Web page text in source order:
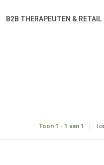
B2B THERAPEUTEN & RETAIL
Toon 1 - 1 van 1